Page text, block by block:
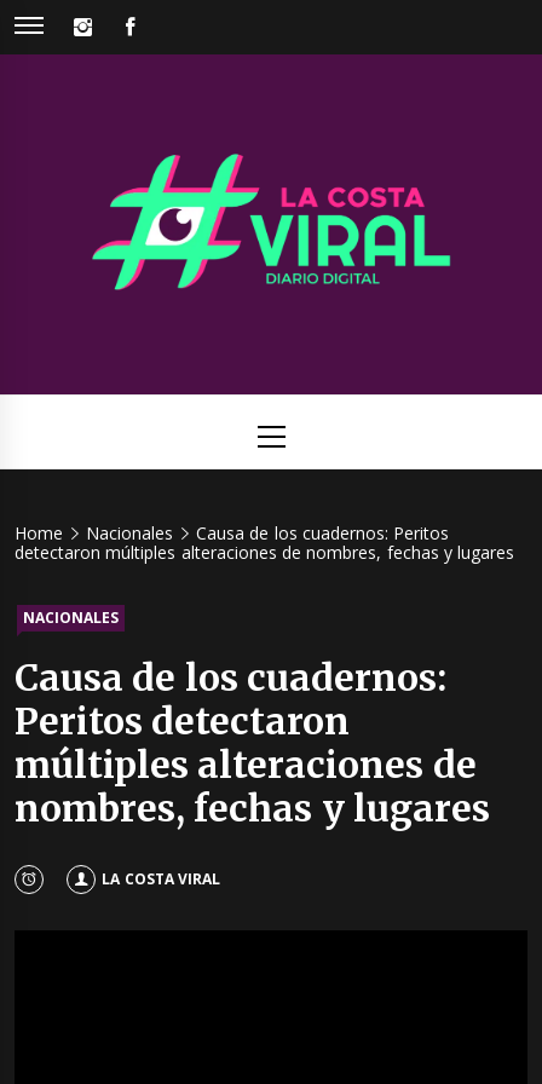
Skip
INSTAGRAM
Viral
Menu
Home Nacionales
Causa de los cuadernos: Peritos
detectaron múltiples alteraciones de nombres, fechas y lugares
NACIONALES
Causa de los cuadernos:
Peritos detectaron
múltiples alteraciones de
nombres, fechas y lugares
LA COSTA VIRAL